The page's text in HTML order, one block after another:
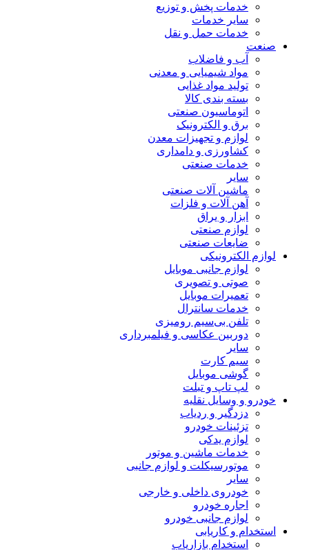
خدمات پخش و توزیع
سایر خدمات
خدمات حمل و نقل
صنعت
آب و فاضلاب
مواد شیمیایی و معدنی
تولید مواد غذایی
بسته بندی کالا
اتوماسیون صنعتی
برق و الکترونیک
لوازم و تجهیزات معدن
کشاورزی و دامداری
خدمات صنعتی
سایر
ماشین آلات صنعتی
آهن آلات و فلزات
ابزار و یراق
لوازم صنعتی
ضایعات صنعتی
لوازم الکترونیکی
لوازم جانبی موبایل
صوتی و تصویری
تعمیرات موبایل
خدمات سانترال
تلفن بی‌سیم رومیزی
دوربین عکاسی و فیلمبرداری
سایر
سیم کارت
گوشی موبایل
لپ تاپ و تبلت
خودرو و وسایل نقلیه
دزدگیر و ردیاب
تزئینات خودرو
لوازم یدکی
خدمات ماشین و موتور
موتورسیکلت و لوازم جانبی
سایر
خودروی داخلی و خارجی
اجاره خودرو
لوازم جانبی خودرو
استخدام و کاریابی
استخدام بازاریاب